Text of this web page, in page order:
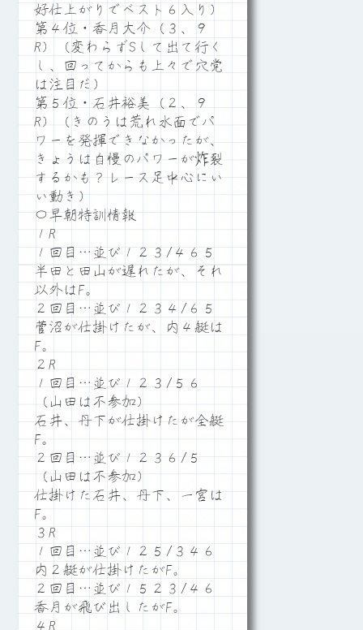
好仕上がりでベスト６入り）
第４位・香月大介（３、９
R）（変わらずSして出て行く
し、回ってからも上々で穴党
は注目だ）
第５位・石井裕美（２、９
R）（きのうは荒れ水面でパ
ワーを発揮できなかったが、
きょうは自慢のパワーが炸裂
するかも？レース足中心にい
い動き）
〇早朝特訓情報
１R
１回目…並び１２３/４６５
半田と田山が遅れたが、それ
以外はF。
２回目…並び１２３４/６５
菅沼が仕掛けたが、内４艇は
F。
２R
１回目…並び１２３/５６
（山田は不参加）
石井、丹下が仕掛けたが全艇
F。
２回目…並び１２３６/５
（山田は不参加）
仕掛けた石井、丹下、一宮は
F。
３R
１回目…並び１２５/３４６
内２艇が仕掛けたがF。
２回目…並び１５２３/４６
香月が飛び出したがF。
４R